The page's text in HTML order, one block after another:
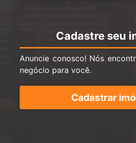
Cadastre seu
Anuncie conosco! Nós
negócio para você.
Cadastrar